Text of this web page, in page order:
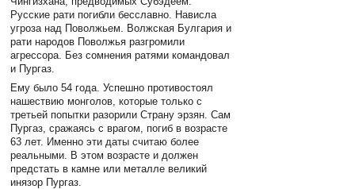
Русские рати погибли бесславно. Нависла
угроза над Поволжьем. Волжская Булгария и
рати народов Поволжья разгромили
агрессора. Без сомнения ратями командовал
и Пургаз.
Ему было 54 года. Успешно противостоял
нашествию монголов, которые только с
третьей попытки разорили Страну эрзян. Сам
Пургаз, сражаясь с врагом, погиб в возрасте
63 лет. Именно эти даты считаю более
реальными. В этом возрасте и должен
предстать в камне или металле великий
инязор Пургаз.